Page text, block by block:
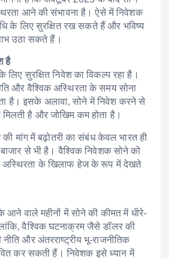
आने की संभावना है। ऐसे में निवेशक
के लिए सुरक्षित रख सकते हैं और भविष्य
उठा सकते हैं।
है
लिए सुरक्षित निवेश का विकल्प रहा है।
और वैश्विक अस्थिरता के समय सोना
है। इसके अलावा, सोने में निवेश करने से
मिलती है और जोखिम कम होता है।
की मांग में बढ़ोतरी का संबंध केवल भारत ही
बाजार से भी है। वैश्विक निवेशक सोने को
अस्थिरता के खिलाफ हेज के रूप में देखते
आने वाले महीनों में सोने की कीमत में धीरे-
वैश्विक घटनाक्रम जैसे डॉलर की
और अंतरराष्ट्रीय भू-राजनीतिक
कर सकती हैं। निवेशक इसे ध्यान में